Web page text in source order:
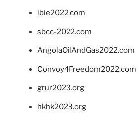
ibie2022.com
sbcc-2022.com
AngolaOilAndGas2022.com
Convoy4Freedom2022.com
grur2023.org
hkhk2023.org